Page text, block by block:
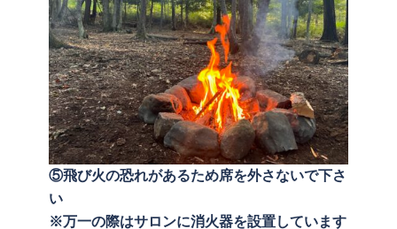
⑤飛び火の恐れがあるため席を外さないで下さ
い
※万一の際はサロンに消火器を設置しています